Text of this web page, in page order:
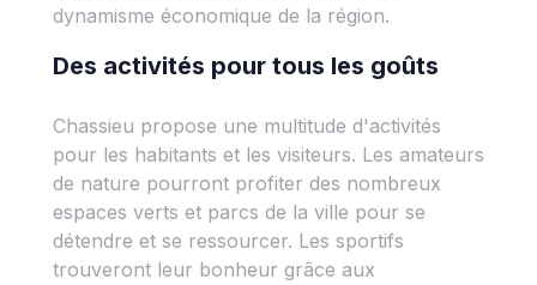
dynamisme économique de la région.
Des activités pour tous les goûts
Chassieu propose une multitude d'activités
pour les habitants et les visiteurs. Les amateurs
de nature pourront profiter des nombreux
espaces verts et parcs de la ville pour se
détendre et se ressourcer. Les sportifs
trouveront leur bonheur grâce aux